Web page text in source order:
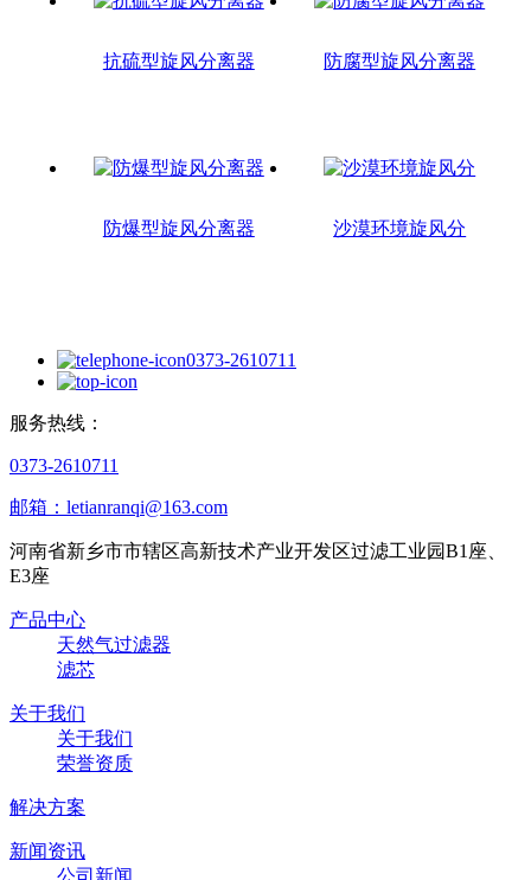
抗硫型旋风分离器 防腐型旋风分离器
防爆型旋风分离器 沙漠环境旋风分
0373-2610711
服务热线：
0373-2610711
邮箱：letianranqi@163.com
河南省新乡市市辖区高新技术产业开发区过滤工业园B1座、
E3座
产品中心
天然气过滤器
滤芯
关于我们
关于我们
荣誉资质
解决方案
新闻资讯
公司新闻